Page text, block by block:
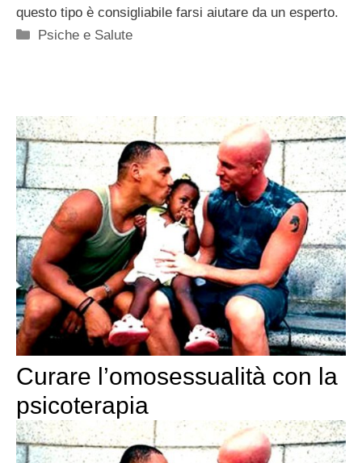
questo tipo è consigliabile farsi aiutare da un esperto.
Categorie
Psiche e Salute
Curare l’omosessualità con la
psicoterapia